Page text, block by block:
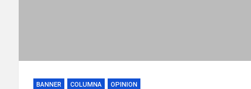
BANNER COLUMNA OPINION